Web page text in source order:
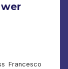
Francesco